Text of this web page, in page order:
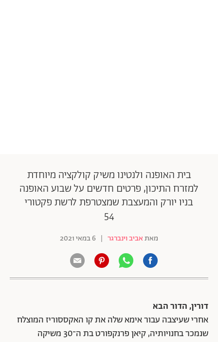
בית האופנה ולנטינו משיק קולקציה מיוחדת
למזרח התיכון, פרטים חדשים על שבוע האופנה
בניו יורק והמעצבת שמצטרפת לרשת פקטורי
54
מאתאביב וינברגר | 6 במאי 2021
דורין, הדור הבא
אחרי שעיצבה עבור אימא שלה את קו האקססוריז המוצלח
שנמכר בחנויותיה, קיאן פרנקפורט בת ה־30 משיקה